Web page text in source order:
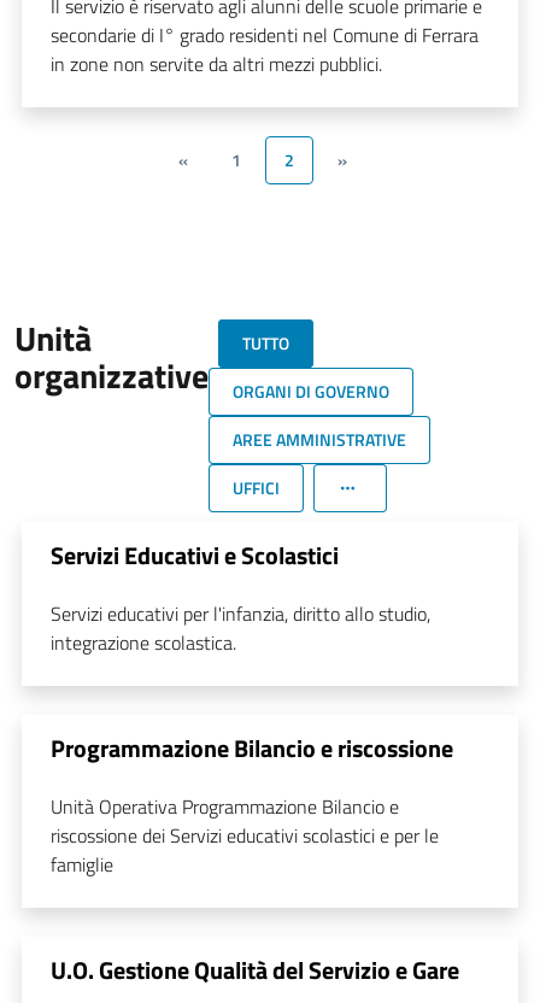
Il servizio è riservato agli alunni delle scuole primarie e
secondarie di I° grado residenti nel Comune di Ferrara
in zone non servite da altri mezzi pubblici.
« 1 2 »
Unità
organizzative
TUTTO
ORGANI DI GOVERNO
AREE AMMINISTRATIVE
UFFICI
Servizi Educativi e Scolastici
Servizi educativi per l'infanzia, diritto allo studio,
integrazione scolastica.
Programmazione Bilancio e riscossione
Unità Operativa Programmazione Bilancio e
riscossione dei Servizi educativi scolastici e per le
famiglie
U.O. Gestione Qualità del Servizio e Gare